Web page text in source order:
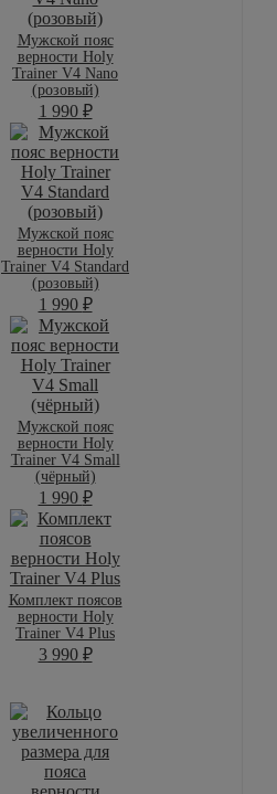
Мужской пояс
верности Holy
Trainer V4 Nano
(розовый)
1 990 ₽
Мужской пояс
верности Holy
Trainer V4 Standard
(розовый)
1 990 ₽
Мужской пояс
верности Holy
Trainer V4 Small
(чёрный)
1 990 ₽
Комплект поясов
верности Holy
Trainer V4 Plus
3 990 ₽